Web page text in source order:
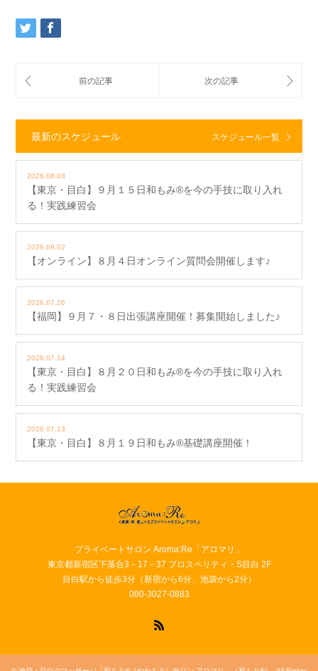
最新のスケジュール スケジュール一覧
2026.08.03
【東京・目白】９月１５日和もみ®を今の手技に取り入れ
る！実践練習会
2026.08.02
【オンライン】８月４日オンライン質問会開催します♪
2026.07.26
【福岡】９月７・８日出張講座開催！募集開始しました♪
2026.07.14
【東京・目白】８月２０日和もみ®を今の手技に取り入れ
る！実践練習会
2026.07.13
【東京・目白】８月１９日和もみ®基礎講座開催！
プライベートサロン Aroma:Re「アロマリ」
東京都新宿区下落合3－17－37 プロスペリティ・S目白 2F
目白駅から徒歩3分（新宿から6分、池袋から2分）
080-3027-0883